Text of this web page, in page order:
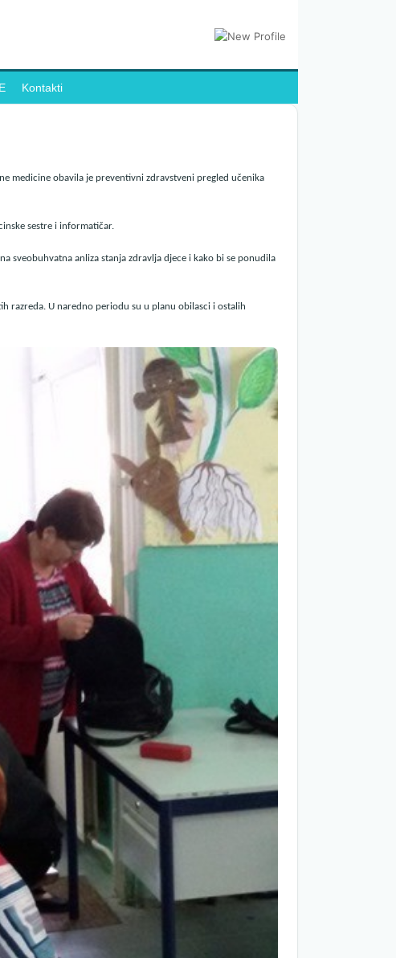
Kontakti
medicine obavila je preventivni zdravstveni pregled učenika
sestre i informatičar.
sveobuhvatna anliza stanja zdravlja djece i kako bi se ponudila
razreda. U naredno periodu su u planu obilasci i ostalih